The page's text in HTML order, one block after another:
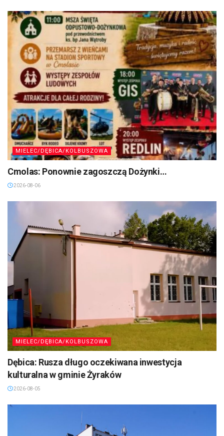
MIELEC/DĘBICA/KOLBUSZOWA
Cmolas: Ponownie zagoszczą Dożynki…
2026-08-06
MIELEC/DĘBICA/KOLBUSZOWA
Dębica: Rusza długo oczekiwana inwestycja
kulturalna w gminie Żyraków
2026-08-05